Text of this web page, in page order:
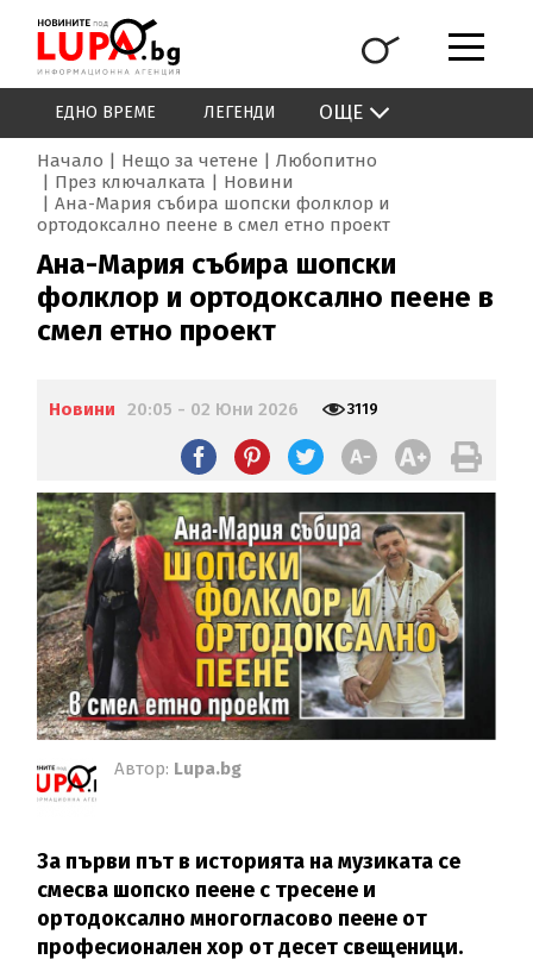
ЕДНО ВРЕМЕ ЛЕГЕНДИ ОЩЕ
Начало Нещо за четене
Любопитно
През ключалката
Новини
Ана-Мария събира шопски фолклор и
ортодоксално пеене в смел етно проект
Ана-Мария събира шопски
фолклор и ортодоксално пеене в
смел етно проект
Новини 20:05 - 02 Юни 2026 3119
Автор: Lupa.bg
За първи път в историята на музиката се
смесва шопско пеене с тресене и
ортодоксално многогласово пеене от
професионален хор от десет свещеници.